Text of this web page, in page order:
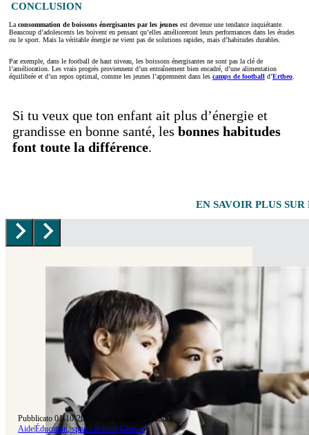
CONCLUSION
Laconsommation de boissons énergisantes par les jeunes est devenue une tendance inquiétante.
Beaucoup d’adolescents les boivent en pensant qu’elles amélioreront leurs performances dans les études
ou le sport. Mais la véritable énergie ne vient pas de solutions rapides, mais d’habitudes durables.
Par exemple, dans le football de haut niveau, les boissons énergisantes ne sont pas la clé de
l’amélioration. Les vrais progrès proviennent d’un entraînement bien encadré, d’une alimentation
équilibrée et d’un repos optimal, comme les jeunes l’apprennent dans les camps de football d’Ertheo.
Si tu veux que ton enfant ait plus d’énergie et
grandisse en bonne santé, les bonnes habitudes
font toute la différence.
EN SAVOIR PLUS
Pubblicato 01-10-2025
Aggiornato 01-10-2025
Aide|Éducation, sports et santé|Général